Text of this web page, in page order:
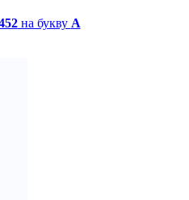
на букву A